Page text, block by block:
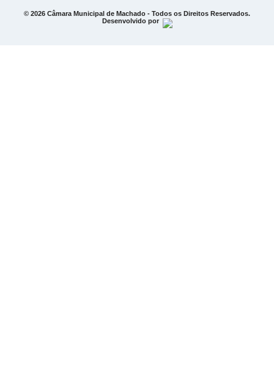
© 2026 Câmara Municipal de Machado - Todos os Direitos Reservados.
Desenvolvido por